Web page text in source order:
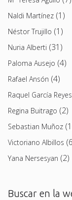
Naldi Martínez (1)
Néstor Trujillo (1)
Nuria Alberti (31)
Paloma Ausejo (4)
Rafael Ansón (4)
Raquel García Reyes
Regina Buitrago (2)
Sebastian Muñoz
Victoriano Albillos
Yana Nersesyan (2)
Buscar en la